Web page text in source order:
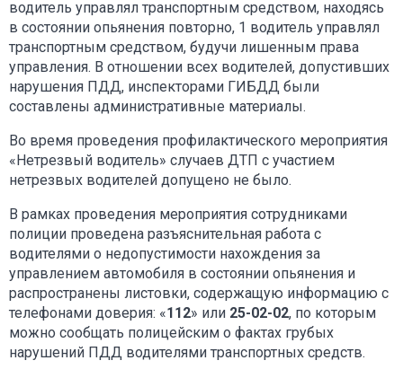
водитель управлял транспортным средством, находясь
в состоянии опьянения повторно, 1 водитель управлял
транспортным средством, будучи лишенным права
управления. В отношении всех водителей, допустивших
нарушения ПДД, инспекторами ГИБДД были
составлены административные материалы.
Во время проведения профилактического мероприятия
«Нетрезвый водитель» случаев ДТП с участием
нетрезвых водителей допущено не было.
В рамках проведения мероприятия сотрудниками
полиции проведена разъяснительная работа с
водителями о недопустимости нахождения за
управлением автомобиля в состоянии опьянения и
распространены листовки, содержащую информацию с
телефонами доверия: «112» или 25-02-02, по которым
можно сообщать полицейским о фактах грубых
нарушений ПДД водителями транспортных средств.